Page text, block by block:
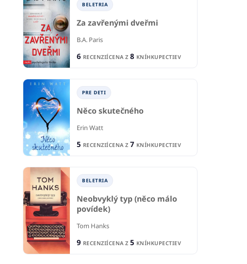
BELETRIA
Za zavřenými dveřmi
B.A. Paris
6 RECENZIÍCENA Z 8 KNÍHKUPECTIEV
PRE DETI
Něco skutečného
Erin Watt
5 RECENZIÍCENA Z 7 KNÍHKUPECTIEV
BELETRIA
Neobvyklý typ (něco málo
povídek)
Tom Hanks
9 RECENZIÍCENA Z 5 KNÍHKUPECTIEV